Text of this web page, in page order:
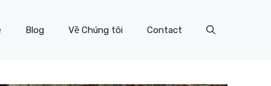
Blog Về Chúng tôi Contact